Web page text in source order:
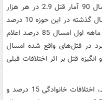
معاونت جنایی پلیس آگاهی گفت: در سال 90 آمار قتل 2.9 در هر هزار
نفر بوده و در 9 ماهه امسال نسبت به سال گذشته در این حوزه 10 درصد
کاهش داشتیم و کشف وقوع قتل در 9 ماهه اول امسال 85 درصد اعلام
در قتل‌های واقع شده امسال
قتل بر اثر اختلافات قبلی
وی افزود: در این رابطه سرقت 6.5 درصد، اختلافات خانوادگی 15 درصد و